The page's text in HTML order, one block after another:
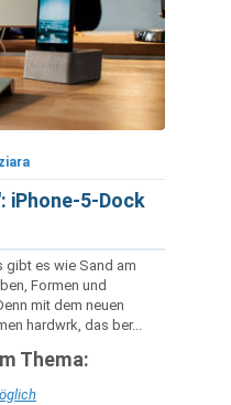
iPhone-5-Dock
gibt es wie Sand am
Formen und
mit dem neuen
hardwrk, das ber...
Thema: